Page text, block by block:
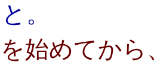
。
始めてから